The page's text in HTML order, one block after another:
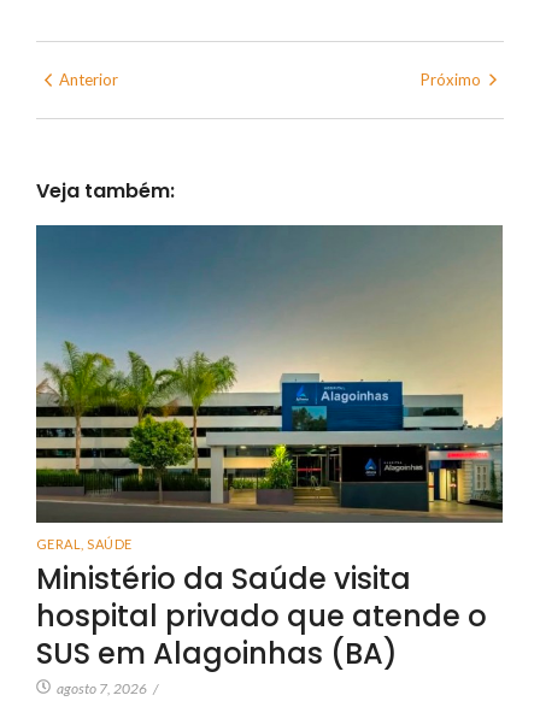
Anterior Próximo
Veja também:
GERAL SAÚDE
Ministério da Saúde visita
hospital privado que atende o
SUS em Alagoinhas (BA)
agosto 7, 2026 /